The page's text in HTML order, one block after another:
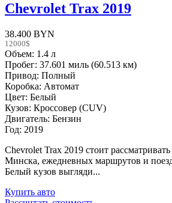
Chevrolet Trax 2019
38.400 BYN
12000$
Объем: 1.4 л
Пробег: 37.601 миль (60.513 км)
Привод: Полный
Коробка: Автомат
Цвет: Белый
Кузов: Кроссовер (CUV)
Двигатель: Бензин
Год: 2019
Chevrolet Trax 2019 стоит
Минска, ежедневных маршрутов и
Белый кузов выгляди...
Купить авто